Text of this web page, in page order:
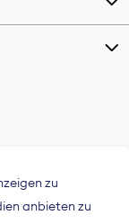
zu
anbieten zu